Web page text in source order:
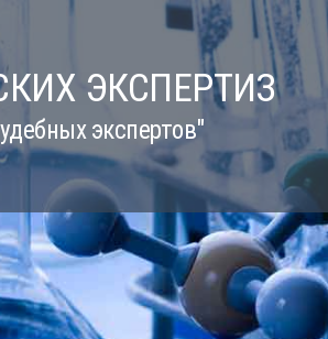
ЭКСПЕРТИЗ
экспертов"